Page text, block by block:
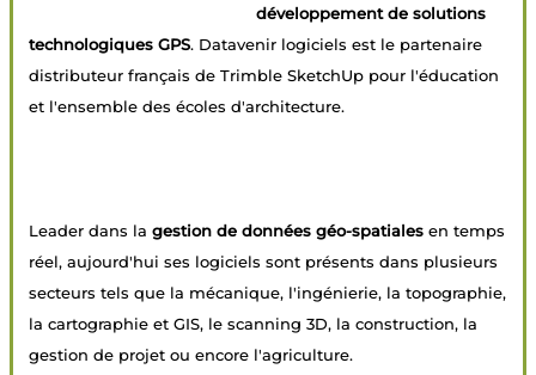
développement de solutions
technologiques GPS. Datavenir logiciels est le partenaire
distributeur français de Trimble SketchUp pour l'éducation
et l'ensemble des écoles d'architecture.
Leader dans la gestion de données géo-spatiales en temps
réel, aujourd'hui ses logiciels sont présents dans plusieurs
secteurs tels que la mécanique, l'ingénierie, la topographie,
la cartographie et GIS, le scanning 3D, la construction, la
gestion de projet ou encore l'agriculture.